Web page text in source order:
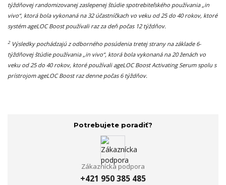
týždňovej randomizovanej zaslepenej štúdie spotrebiteľského používania „in
vivo“, ktorá bola vykonaná na 32 účastníčkach vo veku od 25 do 40 rokov, ktoré
systém ageLOC Boost používali raz za deň počas 12 týždňov.
2Výsledky pochádzajú z odborného posúdenia tretej strany na základe 6-
týždňovej štúdie používania „in vivo“, ktorá bola vykonaná na 20 ženách vo
veku od 25 do 40 rokov, ktoré používali ageLOC Boost Activating Serum spolu s
prístrojom ageLOC Boost raz denne počas 6 týždňov.
Potrebujete poradiť?
Zákaznícka podpora
+421 950 385 485